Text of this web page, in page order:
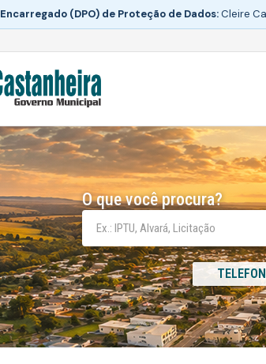
Encarregado (DPO) de Proteção de Dados:Cleire
O que você procura?